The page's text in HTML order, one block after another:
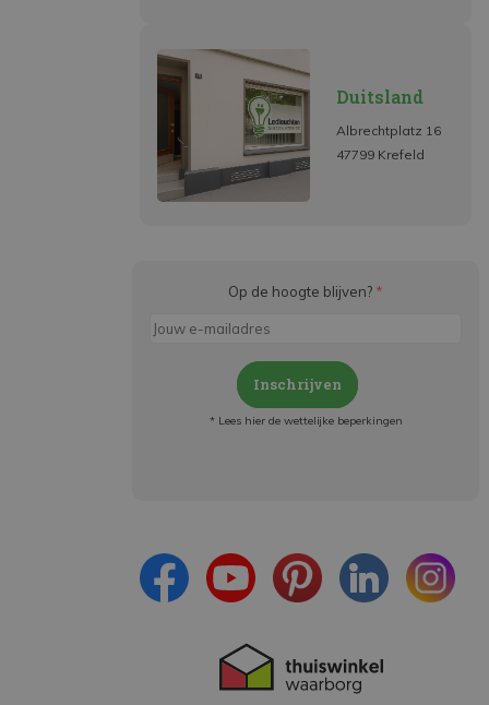
Duitsland
Albrechtplatz 16
47799 Krefeld
Op de hoogte blijven? *
Inschrijven
* Lees hier de wettelijke beperkingen